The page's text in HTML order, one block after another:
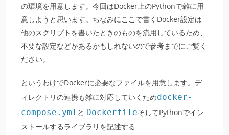
の環境を用意します。今回はDocker上のPythonで雑に用
意しようと思います。ちなみにここで書くDocker設定は
他のスクリプトを書いたときのものを流用しているため、
不要な設定などがあるかもしれないので参考までにご覧く
ださい。
というわけでDockerに必要なファイルを用意します。デ
ィレクトリの連携も雑に対応していくためdocker-
compose.yml と DockerfileそしてPythonでイン
ストールするライブラリを記述する